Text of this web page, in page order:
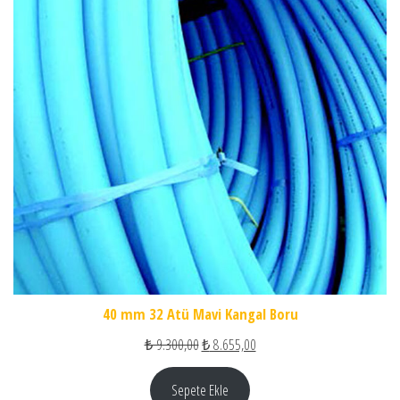
40 mm 32 Atü Mavi Kangal Boru
₺9.300,00Orijinal fiyat: ₺ 9.300,00.
₺8.655,00Şu andaki fiyat: ₺ 8.655,00.
Sepete Ekle